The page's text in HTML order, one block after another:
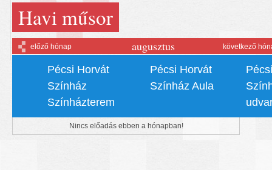
Havi műsor
előző hónap következő
augusztus
Pécsi Horvát
Színház
Színházterem
Pécsi Horvát
Színház Aula
Nincs előadás ebben a hónapban!